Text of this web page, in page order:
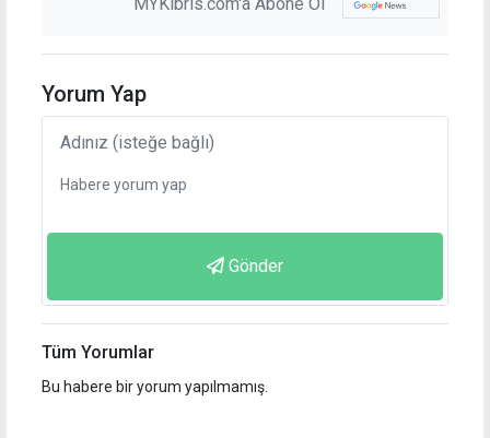
Yorum Yap
Gönder
Tüm Yorumlar
Bu habere bir yorum yapılmamış.